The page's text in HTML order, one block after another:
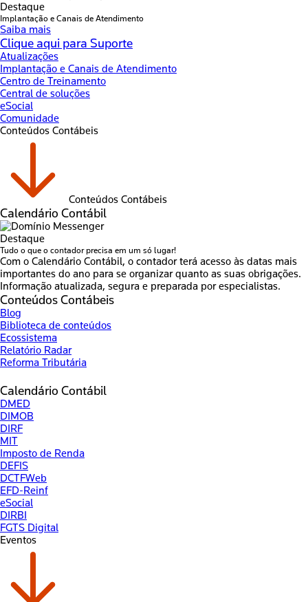
Destaque
Implantação e Canais de Atendimento
Saiba mais
Clique aqui para Suporte
Atualizações
Implantação e Canais de Atendimento
Centro de Treinamento
Central de soluções
eSocial
Comunidade
Conteúdos Contábeis
Conteúdos Contábeis
Calendário Contábil
Destaque
Tudo o que o contador precisa em um só lugar!
Com o Calendário Contábil, o contador terá acesso às datas mais
importantes do ano para se organizar quanto as suas obrigações.
Informação atualizada, segura e preparada por especialistas.
Conteúdos Contábeis
Blog
Biblioteca de conteúdos
Ecossistema
Relatório Radar
Reforma Tributária
Calendário Contábil
DMED
DIMOB
DIRF
MIT
Imposto de Renda
DEFIS
DCTFWeb
EFD-Reinf
eSocial
DIRBI
FGTS Digital
Eventos